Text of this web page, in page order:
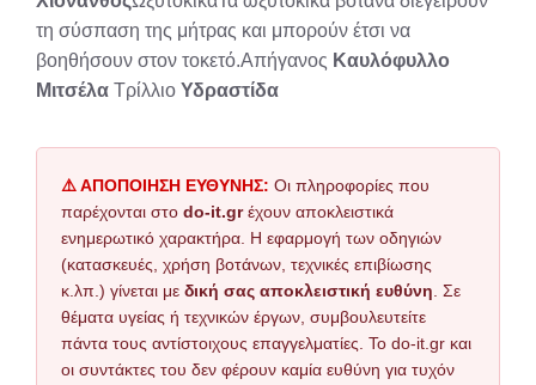
τη σύσπαση της μήτρας και μπορούν έτσι να
βοηθήσουν στον τοκετό.Απήγανος Καυλόφυλλο
Μιτσέλα Τρίλλιο Υδραστίδα
⚠️ ΑΠΟΠΟΙΗΣΗ ΕΥΘΥΝΗΣ: Οι πληροφορίες που
παρέχονται στο do-it.grέχουν αποκλειστικά
ενημερωτικό χαρακτήρα. Η εφαρμογή των οδηγιών
(κατασκευές, χρήση βοτάνων, τεχνικές επιβίωσης
κ.λπ.) γίνεται με δική σας αποκλειστική ευθύνη . Σε
θέματα υγείας ή τεχνικών έργων, συμβουλευτείτε
πάντα τους αντίστοιχους επαγγελματίες. Το do-it.gr και
οι συντάκτες του δεν φέρουν καμία ευθύνη για τυχόν